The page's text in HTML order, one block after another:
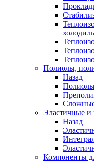
Полиолы,
Назад
Эластичные и
Назад
Компоненты